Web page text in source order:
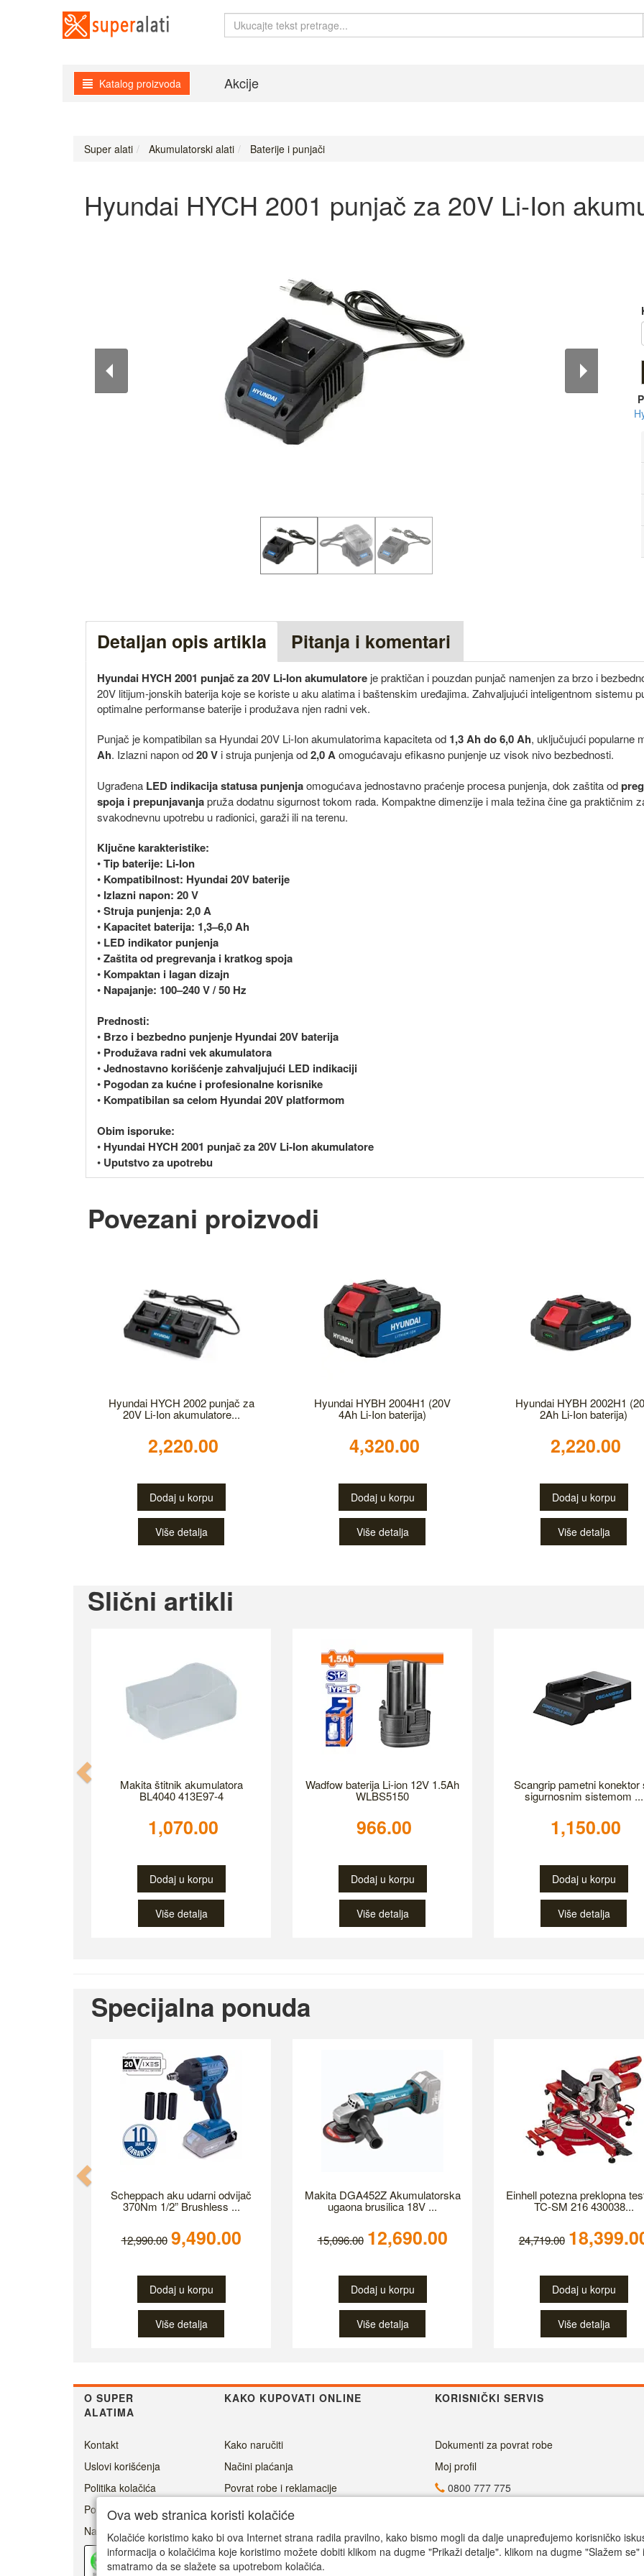
Katalog proizvoda Akcije
Super alati Akumulatorski alati Baterije i punjači
Hyundai HYCH 2001 punjač za 20V Li-Ion
Detaljan opis artikla Pitanja i komentari
Hyundai HYCH 2001 punjač za 20V Li-Ion akumulatore je praktičan i pouzdan punjač namenjen za brzo i
20V litijum-jonskih baterija koje se koriste u aku alatima i baštenskim uređajima. Zahvaljujući inteligentnom sistemu
optimalne performanse baterije i produžava njen radni vek.
Punjač je kompatibilan sa Hyundai 20V Li-Ion akumulatorima kapaciteta od 1,3 Ah do 6,0 Ah, uključujući popularne
Ah. Izlazni napon od20 V i struja punjenja od2,0 Aomogućavaju efikasno punjenje uz visok nivo bezbednosti.
Ugrađena LED indikacija statusa punjenjaomogućava jednostavno praćenje procesa punjenja, dok zaštita od
spoja i prepunjavanjapruža dodatnu sigurnost tokom rada. Kompaktne dimenzije i mala težina čine ga praktičnim
svakodnevnu upotrebu u radionici, garaži ili na terenu.
Ključne karakteristike:
•Tip baterije: Li-Ion
• Kompatibilnost: Hyundai 20V baterije
• Izlazni napon: 20 V
•Struja punjenja: 2,0 A
• Kapacitet baterija: 1,3–6,0 Ah
• LED indikator punjenja
•Zaštita od pregrevanja i kratkog spoja
• Kompaktan i lagan dizajn
• Napajanje: 100–240 V / 50 Hz
Prednosti:
• Brzo i bezbedno punjenje Hyundai 20V baterija
• Produžava radni vek akumulatora
•Jednostavno korišćenje zahvaljujući LED indikaciji
• Pogodan za kućne i profesionalne korisnike
• Kompatibilan sa celom Hyundai 20V platformom
Obim isporuke:
• Hyundai HYCH 2001 punjač za 20V Li-Ion akumulatore
• Uputstvo za upotrebu
Povezani proizvodi
Hyundai HYCH 2002 punjač za
20V Li-Ion akumulatore...
2,220.00
Dodaj u korpu
Više detalja
Hyundai HYBH 2004H1 (20V
4Ah Li-Ion baterija)
4,320.00
Dodaj u korpu
Više detalja
Hyundai HYBH 2002H1
2Ah Li-Ion baterija)
2,220.00
Dodaj u korpu
Više detalja
Slični artikli
Makita štitnik akumulatora
BL4040 413E97-4
1,070.00
Dodaj u korpu
Više detalja
Wadfow baterija Li-ion 12V 1.5Ah
WLBS5150
966.00
Dodaj u korpu
Više detalja
Scangrip pametni konektor
sigurnosnim sistemom ...
1,150.00
Dodaj u korpu
Više detalja
Specijalna ponuda
Scheppach aku udarni odvijač
370Nm 1/2” Brushless ...
12,990.00 9,490.00
Dodaj u korpu
Više detalja
Makita DGA452Z Akumulatorska
ugaona brusilica 18V ...
15,096.00 12,690.00
Dodaj u korpu
Više detalja
Einhell potezna preklopna
TC-SM 216 430038...
24,719.00
Dodaj u korpu
Više detalja
O SUPER
ALATIMA
KAKO KUPOVATI ONLINE KORISNIČKI SERVIS
Kontakt
Uslovi korišćenja
Politika kolačića
Politika privatnosti
Naši prijatelji
Pouzdan
0/5
Kako naručiti
Načini plaćanja
Povrat robe i reklamacije
Cenovnik dostave
Ovlašćeni servisi
Kako ostvariti garanciju
Dokumenti za povrat robe
Moj profil
0800 777 775
Radno vreme
Call centar pon-petak 9.00-17.00
Ova web stranica koristi kolačiće
Kolačiće koristimo kako bi ova Internet strana radila pravilno, kako bismo mogli da dalje unapređujemo korisničko
informacija o kolačićima koje koristimo možete dobiti klikom na dugme "Prikaži detalje". klikom na dugme "Slažem
smatramo da se slažete sa upotrebom kolačića.